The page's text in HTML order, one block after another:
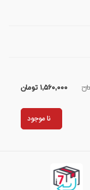
۱,۵۶۰,۰۰۰تومان
نا موجود